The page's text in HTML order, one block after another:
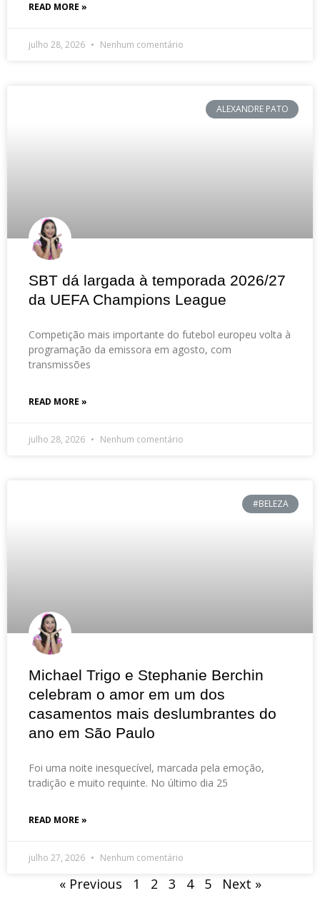
READ MORE »
julho 28, 2026 Nenhum comentário
ALEXANDRE PATO
SBT dá largada à temporada 2026/27
da UEFA Champions League
Competição mais importante do futebol europeu volta à
programação da emissora em agosto, com
transmissões
READ MORE »
julho 28, 2026 Nenhum comentário
#BELEZA
Michael Trigo e Stephanie Berchin
celebram o amor em um dos
casamentos mais deslumbrantes do
ano em São Paulo
Foi uma noite inesquecível, marcada pela emoção,
tradição e muito requinte. No último dia 25
READ MORE »
julho 27, 2026 Nenhum comentário
« Previous 1 2 3 4 5 Next »